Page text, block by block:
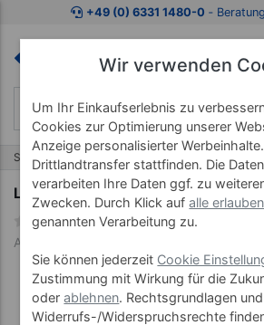
Zum Kaufbereich springen Zur
+49 (0) 6331 1480-0 ‐
Start Fitness-Studio Geräte Med Produkte
Lojer Seilzugapparat Pulley 14
Art-Nr. 228001--05
Wir verwenden
Um Ihr Einkaufserlebnis zu
Cookies zur Optimierung unserer
Anzeige personalisierter
Drittlandtransfer stattfinden. Die
verarbeiten Ihre Daten ggf. zu
Zwecken. Durch Klick aufalle erlauben
genannten Verarbeitung zu.
Sie können jederzeit Cookie
Zustimmung mit Wirkung für die
oderablehnen. Rechtsgrundlagen
Widerrufs-/Widerspruchsrechte